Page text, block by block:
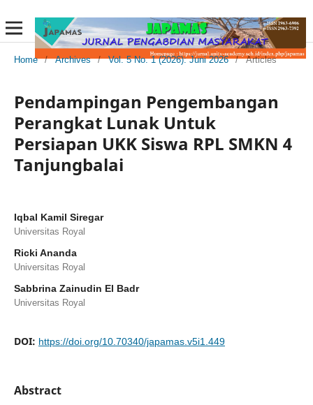
Home / Archives / Vol. 5 No. 1 (2026): Juni 2026 / Articles
Pendampingan Pengembangan
Perangkat Lunak Untuk
Persiapan UKK Siswa RPL SMKN 4
Tanjungbalai
Iqbal Kamil Siregar
Universitas Royal
Ricki Ananda
Universitas Royal
Sabbrina Zainudin El Badr
Universitas Royal
DOI: https://doi.org/10.70340/japamas.v5i1.449
Abstract